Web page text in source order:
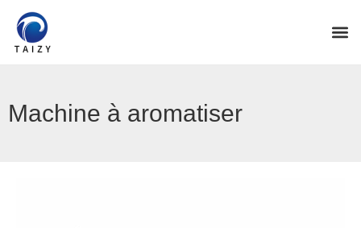
Machine à aromatiser